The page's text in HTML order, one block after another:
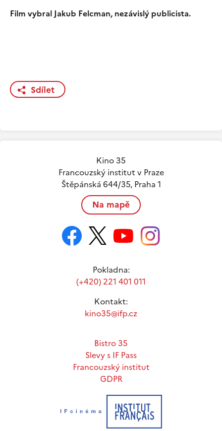
Film vybral Jakub Felcman, nezávislý publicista.
Sdílet
Kino 35
Francouzský institut v Praze
Štěpánská 644/35, Praha 1
Na mapě
Pokladna:
(+420) 221 401 011
Kontakt:
kino35@ifp.cz
Bistro 35
Slevy s IF Pass
Francouzský institut
GDPR